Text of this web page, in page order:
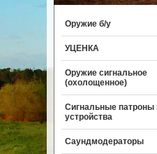
Оружие б/у
УЦЕНКА
Оружие сигнальное
(охолощенное)
Сигнальные патроны
устройства
Саундмодераторы